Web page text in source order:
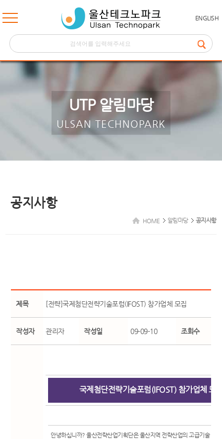
ENGLISH
UTP 알림마당
ULSAN TECHNOPARK
공지사항
HOME 알림마당 공지사항
제목 [전략]국제첨단전략기술포럼(IFOST) 참가업체 모집
작성자 관리자 작성일 09-09-10 조회수
국제첨단전략기술포럼(IFOST) 참가업체 모
안녕하십니까? 울산전략산업기획단은 울산지역 전략산업의 고급기술 확